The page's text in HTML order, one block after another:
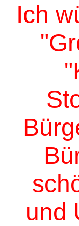
Ich
und